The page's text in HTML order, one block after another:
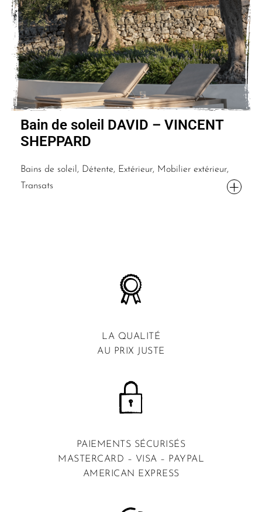
Bain de soleil DAVID – VINCENT
SHEPPARD
Bains de soleil, Détente, Extérieur, Mobilier extérieur,
Transats
LA QUALITÉ
AU PRIX JUSTE
PAIEMENTS SÉCURISÉS
MASTERCARD – VISA – PAYPAL
AMERICAN EXPRESS